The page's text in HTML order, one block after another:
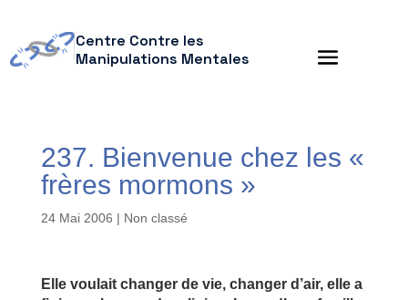
Centre Contre les
Manipulations Mentales
237. Bienvenue chez les «
frères mormons »
24 Mai 2006 | Non classé
Elle voulait changer de vie, changer d’air, elle a